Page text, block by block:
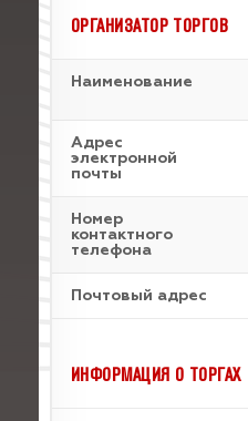
ОРГАНИЗАТОР ТОРГОВ
Наименование
Адрес
электронной
почты
Номер
контактного
телефона
Почтовый адрес
ИНФОРМАЦИЯ О ТОРГАХ